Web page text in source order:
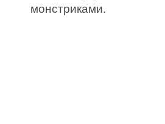
монстриками.